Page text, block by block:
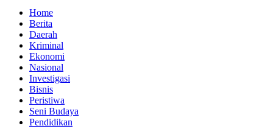
Home
Berita
Daerah
Kriminal
Ekonomi
Nasional
Investigasi
Bisnis
Peristiwa
Seni Budaya
Pendidikan